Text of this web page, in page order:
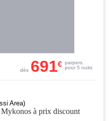
Area)
dès 691€ parpers.
pour 5 nuits